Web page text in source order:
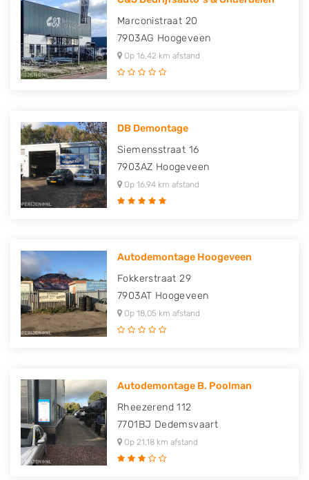
Marconistraat 20
7903AG Hoogeveen
Op 16,42 km afstand
DB Demontage
Siemensstraat 16
7903AZ Hoogeveen
Op 16,94 km afstand
Autodemontage Hoogeveen
Fokkerstraat 29
7903AT Hoogeveen
Op 18,05 km afstand
Autodemontage B. Poolman
Rheezerend 112
7701BJ Dedemsvaart
Op 21,18 km afstand